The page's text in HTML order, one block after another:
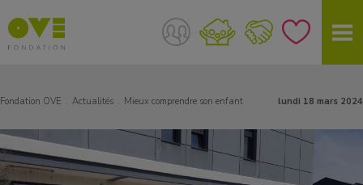
Fondation OVE Actualités Mieux comprendre son enfant lundi 18 mars 2024